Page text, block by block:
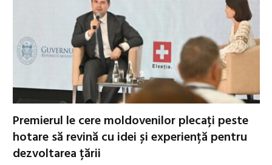
Premierul le cere moldovenilor plecați peste
hotare să revină cu idei și experiență pentru
dezvoltarea țării